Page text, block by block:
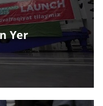
Yer